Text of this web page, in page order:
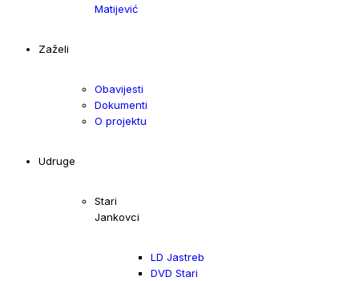
Matijević
Zaželi
Obavijesti
Dokumenti
O projektu
Udruge
Stari
Jankovci
LD Jastreb
DVD Stari